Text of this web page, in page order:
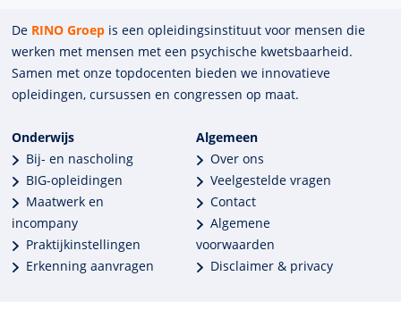
De RINO Groep is een opleidings­insti­tuut voor mensen die
werken met mensen met een psychische kwets­baar­heid.
Samen met onze top­docenten bieden we innova­tieve
opleidingen, cursussen en congres­sen op maat.
Onderwijs
Bij- en nascholing
BIG-opleidingen
Maatwerk en
incompany
Praktijkinstellingen
Erkenning aanvragen
Algemeen
Over ons
Veelgestelde vragen
Contact
Algemene
voorwaarden
Disclaimer & privacy